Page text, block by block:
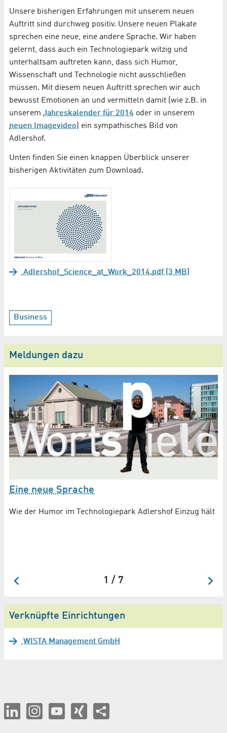
Unsere bisherigen Erfahrungen mit unserem neuen
Auftritt sind durchweg positiv. Unsere neuen Plakate
sprechen eine neue, eine andere Sprache. Wir haben
gelernt, dass auch ein Technologiepark witzig und
unterhaltsam auftreten kann, dass sich Humor,
Wissenschaft und Technologie nicht ausschließen
müssen. Mit diesem neuen Auftritt sprechen wir auch
bewusst Emotionen an und vermitteln damit (wie z.B. in
unserem Jahreskalender für 2014 oder in unserem
neuen Imagevideo ) ein sympathisches Bild von
Adlershof.
Unten finden Sie einen knappen Überblick unserer
bisherigen Aktivitäten zum Download.
Adlershof_Science_at_Work_2014.pdf (3 MB)
Business
Meldungen dazu
Eine neue Sprache
Wie der Humor im Technologiepark Adlershof Einzug hält
1 / 7
Verknüpfte Einrichtungen
WISTA Management GmbH